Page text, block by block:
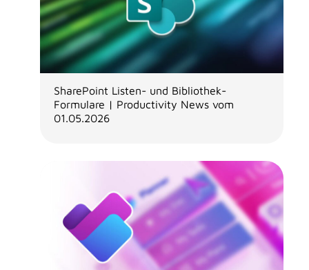
SharePoint Listen- und Bibliothek-
Formulare | Productivity News vom
01.05.2026